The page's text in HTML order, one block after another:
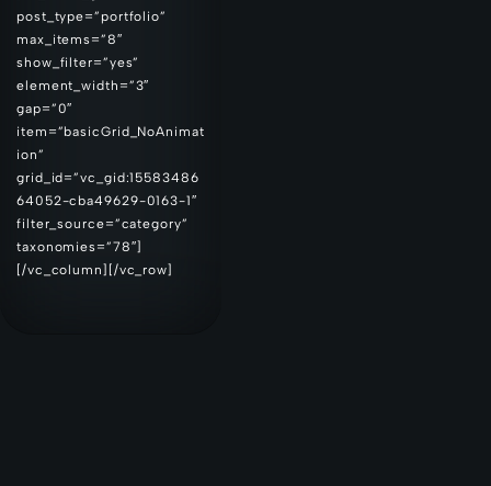
post_type=”portfolio”
max_items=”8″
show_filter=”yes”
element_width=”3″
gap=”0″
item=”basicGrid_NoAnimat
ion”
grid_id=”vc_gid:15583486
64052-cba49629-0163-1″
filter_source=”category”
taxonomies=”78″]
[/vc_column][/vc_row]